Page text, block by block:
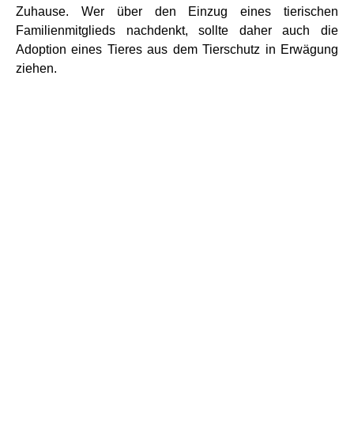
Zuhause. Wer über den Einzug eines tierischen
Familienmitglieds nachdenkt, sollte daher auch die
Adoption eines Tieres aus dem Tierschutz in Erwägung
ziehen.